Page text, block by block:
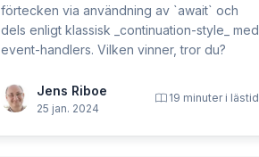
förtecken via användning av `await` och
dels enligt klassisk _continuation-style_ med
event-handlers. Vilken vinner, tror du?
Jens Riboe
25 jan. 2024
19 minuter i lästid